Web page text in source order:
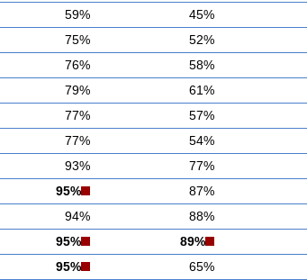
59% 45%
75% 52%
76% 58%
79% 61%
77% 57%
77% 54%
93% 77%
95% 87%
94% 88%
95% 89%
95% 65%